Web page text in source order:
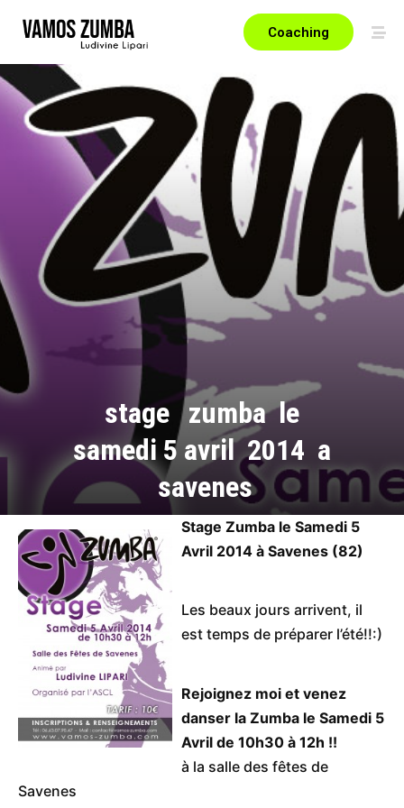
Coaching
stage zumba le
samedi 5 avril 2014 a
savenes
Stage Zumba le Samedi 5
Avril 2014 à Savenes (82)
Les beaux jours arrivent, il
est temps de préparer l’été!!:)
Rejoignez moi et venez
danser la Zumba le Samedi 5
Avril de 10h30 à 12h !!
à la salle des fêtes de
Savenes